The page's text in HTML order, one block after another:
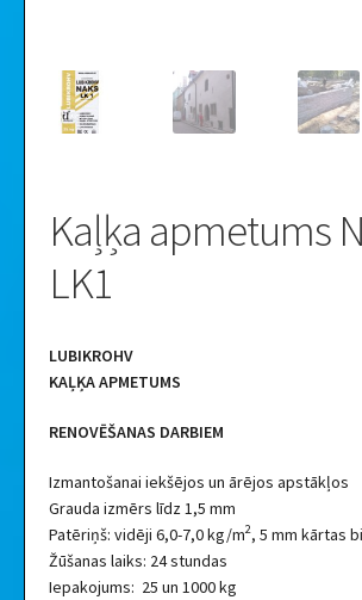
Kaļķa apmetums
LK1
LUBIKROHV
KAĻĶA APMETUMS
RENOVĒŠANAS DARBIEM
Izmantošanai iekšējos un ārējos apstākļos
Grauda izmērs līdz 1,5 mm
Patēriņš: vidēji 6,0-7,0 kg/m2, 5 mm kārtas
Žūšanas laiks: 24 stundas
Iepakojums: 25 un 1000 kg